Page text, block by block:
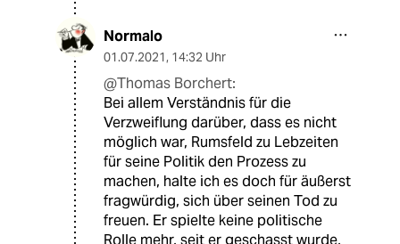
Normalo
01.07.2021, 14:32 Uhr
@Thomas Borchert:
Bei allem Verständnis für die
Verzweiflung darüber, dass es nicht
möglich war, Rumsfeld zu Lebzeiten
für seine Politik den Prozess zu
machen, halte ich es doch für äußerst
fragwürdig, sich über seinen Tod zu
freuen. Er spielte keine politische
Rolle mehr, seit er geschasst wurde,